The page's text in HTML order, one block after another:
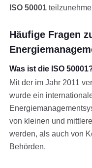
ISO 50001
Häufige Fragen
Was ist die ISO
Mit der im Jahr 2011
wurde ein
von kleinen und
werden, als auch von
Behörden.